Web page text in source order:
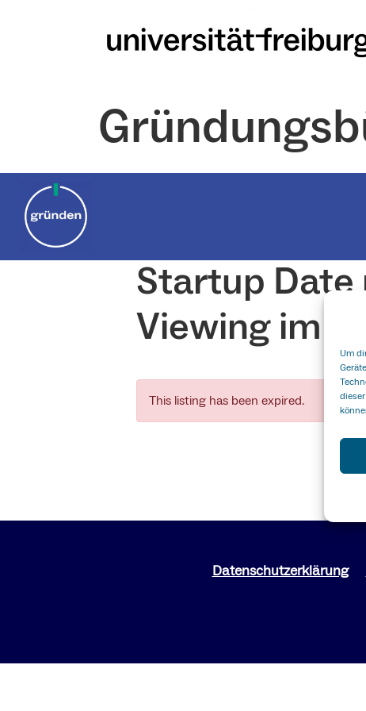
Um
Startup Date
Viewing im
This listing has been expired.
Datenschutzerklärung